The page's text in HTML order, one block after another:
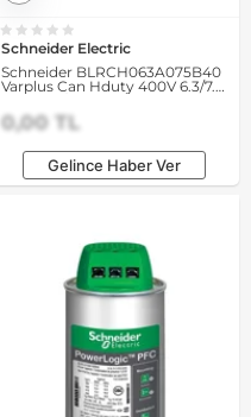
Schneider Electric
Schneider BLRCH063A075B40
Varplus Can Hduty 400V 6.3/7.5
kVAR 50/60Hz Kondansatör
0,00 TL
Gelince Haber Ver